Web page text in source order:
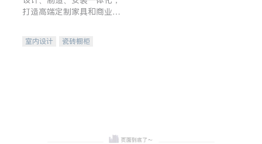
打造高端定制家具和商业空
室内设计
瓷砖橱柜